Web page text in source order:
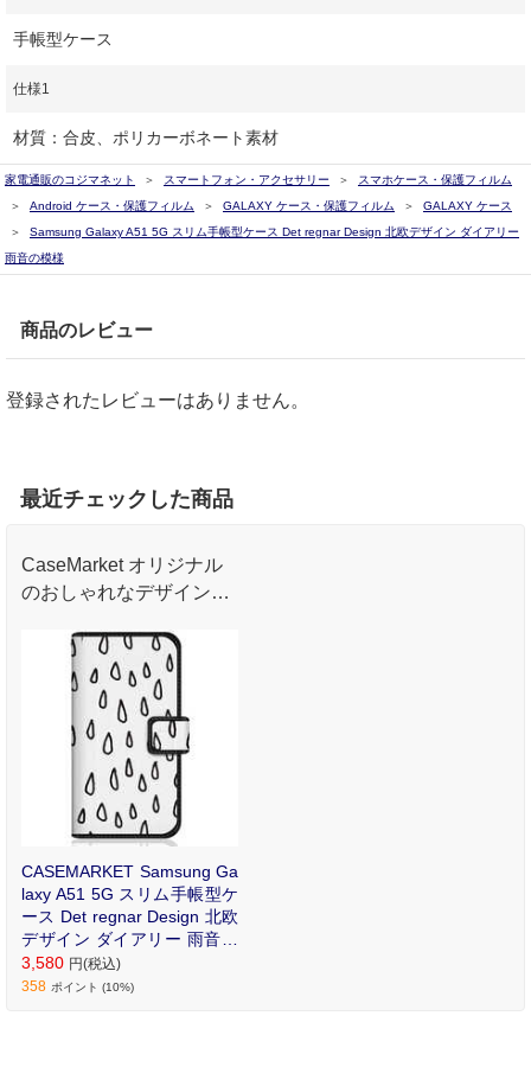
手帳型ケース
仕様1
材質：合皮、ポリカーボネート素材
家電通販のコジマネット スマートフォン・アクセサリー
スマホケース・保護フィルム
Android ケース・保護フィルム
GALAXY ケース・保護フィルム
GALAXY ケース
Samsung Galaxy A51 5G スリム手帳型ケース Det regnar Design 北欧デザイン ダイアリー
雨音の模様
商品のレビュー
登録されたレビューはありません。
最近チェックした商品
CaseMarket オリジナル
のおしゃれなデザインプ
ル手帳型ケース。
CASEMARKET Samsung Ga
laxy A51 5G スリム手帳型ケ
ース Det regnar Design 北欧
デザイン ダイアリー 雨音の
模様 SCG07-BCM2S2036-7
8
3,580 円(税込)
358 ポイント (10%)